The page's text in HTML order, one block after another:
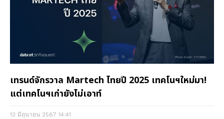
เทรนด์จักรวาล Martech ไทยปี 2025 เทคโนฯใหม่มา!
แต่เทคโนฯเก่ายังไม่เอาท์
13 มิถุนายน 2567 14:41